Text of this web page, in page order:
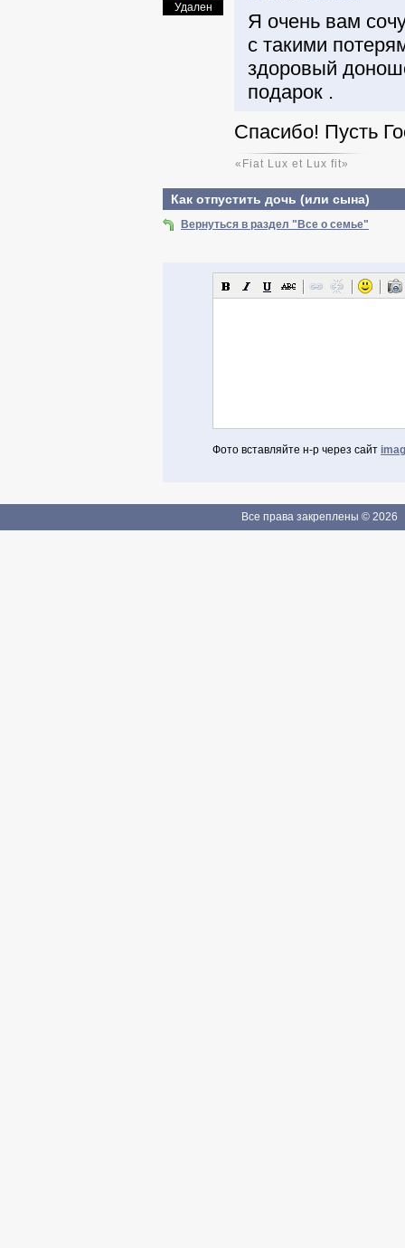
Удален
Я очень вам
с такими
здоровый
подарок .
Спасибо! Пусть
«Fiat Lux et Lux fit»
Как отпустить дочь (или сына)
Вернуться в раздел "Все о семье"
Фото вставляйте н-р через сайт
Если Вы зарегистрированы
Все права закреплены © 2026